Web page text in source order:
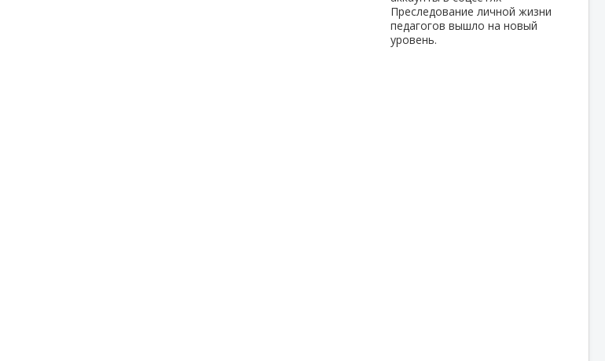
Преследование личной жизни
педагогов вышло на новый
уровень.